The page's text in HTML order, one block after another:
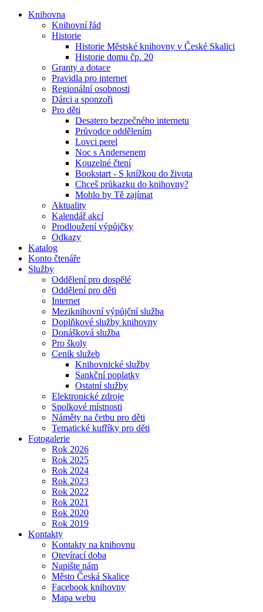
Knihovna
Knihovní řád
Historie
Historie Městské knihovny v České Skalici
Historie domu čp. 20
Granty a dotace
Pravidla pro internet
Regionální osobnosti
Dárci a sponzoři
Pro děti
Desatero bezpečného internetu
Průvodce oddělením
Lovci perel
Noc s Andersenem
Kouzelné čtení
Bookstart - S knížkou do života
Chceš průkazku do knihovny?
Mohlo by Tě zajímat
Aktuality
Kalendář akcí
Prodloužení výpůjčky
Odkazy
Katalog
Konto čtenáře
Služby
Oddělení pro dospělé
Oddělení pro děti
Internet
Meziknihovní výpůjční služba
Doplňkové služby knihovny
Donášková služba
Pro školy
Ceník služeb
Knihovnické služby
Sankční poplatky
Ostatní služby
Elektronické zdroje
Spolkové místnosti
Náměty na četbu pro děti
Tematické kufříky pro děti
Fotogalerie
Rok 2026
Rok 2025
Rok 2024
Rok 2023
Rok 2022
Rok 2021
Rok 2020
Rok 2019
Kontakty
Kontakty na knihovnu
Otevírací doba
Napište nám
Město Česká Skalice
Facebook knihovny
Mapa webu